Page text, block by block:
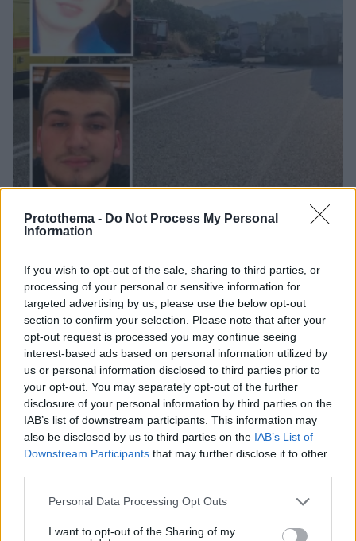
Protothema - Do Not Process My Personal
Information
If you wish to opt-out of the sale, sharing to third parties, or
processing of your personal or sensitive information for
targeted advertising by us, please use the below opt-out
section to confirm your selection. Please note that after your
opt-out request is processed you may continue seeing
interest-based ads based on personal information utilized by
us or personal information disclosed to third parties prior to
your opt-out. You may separately opt-out of the further
disclosure of your personal information by third parties on the
IAB’s list of downstream participants. This information may
also be disclosed by us to third parties on the IAB’s List of
Downstream Participants that may further disclose it to other
Please note that this website/app uses one or more Google
not limited to your visit or usage behaviour. You may click to
Personal Data Processing Opt Outs
I want to opt-out of the Sharing of my
με νεκρούς μητέρα και γιο: Τι λέει
πραγματογνώμονας στο protothema
Εντοπίστηκε η «Αράχνη» του Άσαντ:
Πώς ένα ξεχασμένο σημειωματάριο
οδήγησε στα ίχνη του διαβόητου
αρχικατασκόπου
08.08.2026, 10:56
Ο εφιάλτης των drones πάνω από την
Ευρώπη: Ποιος «χαρτογραφεί» βάσεις,
πυρηνικά και αεροδρόμια
08.08.2026, 10:57 19